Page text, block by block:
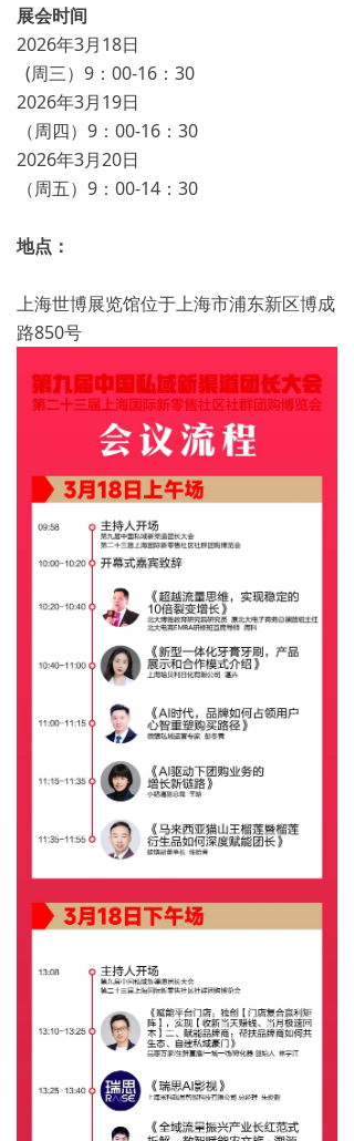
展会时间
2026年3月18日
(周三）9：00-16：30
2026年3月19日
（周四）9：00-16：30
2026年3月20日
（周五）9：00-14：30
地点：
上海世博展览馆位于上海市浦东新区博成
路850号